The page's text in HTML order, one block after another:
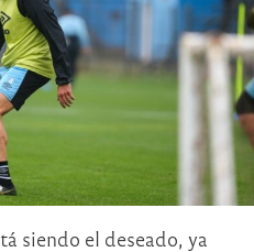
siendo el deseado, ya